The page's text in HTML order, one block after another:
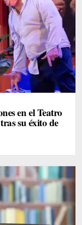
en el Teatro
su éxito de